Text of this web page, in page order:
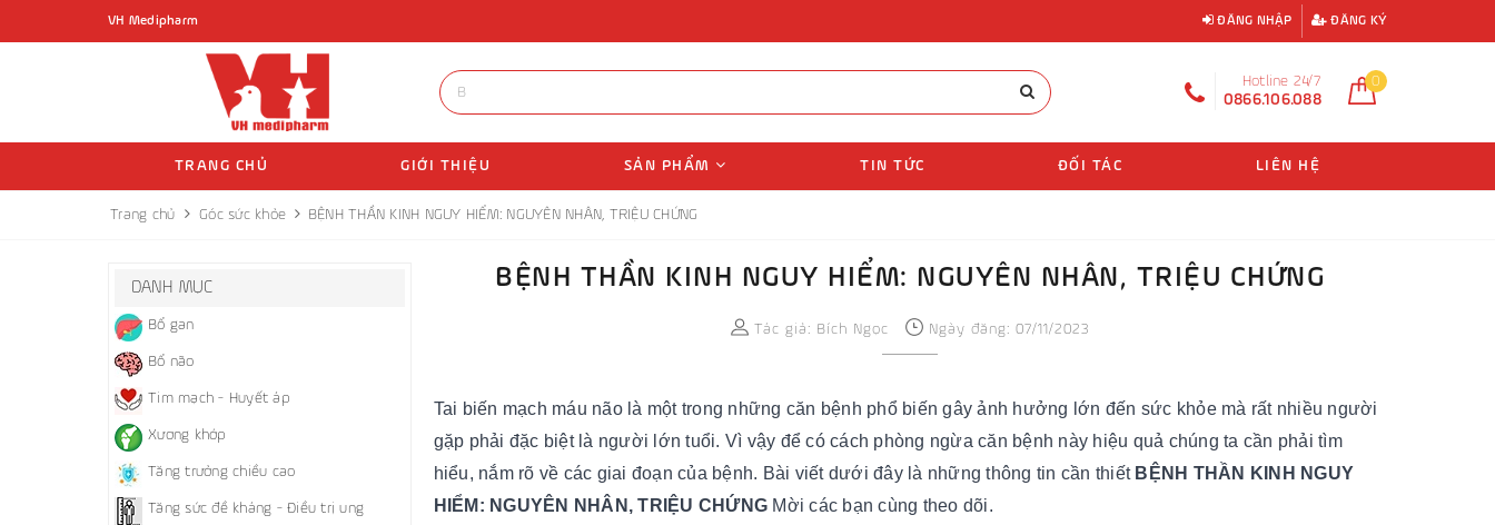
VH Medipharm ĐĂNG NHẬP ĐĂNG KÝ
Hotline 24/7
0866.106.088
0
TRANG CHỦ GIỚI THIỆU SẢN PHẨM TIN TỨC ĐỐI TÁC LIÊN HỆ
Trang chủ Góc sức khỏe BỆNH THẦN KINH NGUY HIỂM: NGUYÊN NHÂN, TRIỆU CHỨNG
BỆNH THẦN KINH NGUY HIỂM: NGUYÊN NHÂN, TRIỆU CHỨNG
Tác giả: Bích Ngọc Ngày đăng: 07/11/2023
Tai biến mạch máu não là một trong những căn bệnh phổ biến gây ảnh hưởng lớn đến sức khỏe mà rất nhiều người
gặp phải đặc biệt là người lớn tuổi. Vì vậy để có cách phòng ngừa căn bệnh này hiệu quả chúng ta cần phải tìm
hiểu, nắm rõ về các giai đoạn của bệnh. Bài viết dưới đây là những thông tin cần thiết BỆNH THẦN KINH NGUY
HIỂM: NGUYÊN NHÂN, TRIỆU CHỨNG Mời các bạn cùng theo dõi.
DANH MỤC
Bổ gan
Bổ não
Tim mạch - Huyết áp
Xương khớp
Tăng trưởng chiều cao
Tăng sức đề kháng - Điều trị ung